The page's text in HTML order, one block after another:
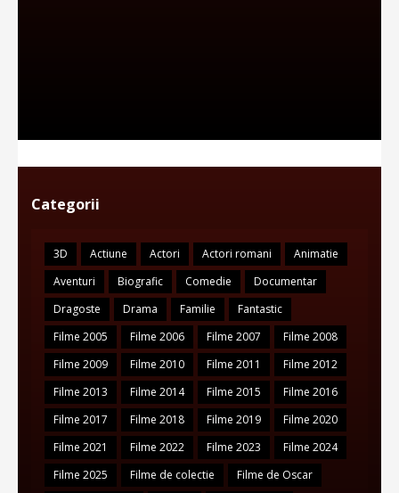
Categorii
3D Actiune Actori Actori romani
Animatie
Aventuri
Biografic Comedie
Documentar
Dragoste
Drama Familie
Fantastic
Filme 2005
Filme 2006 Filme 2007
Filme 2008
Filme 2009
Filme 2010 Filme 2011
Filme 2012
Filme 2013
Filme 2014 Filme 2015
Filme 2016
Filme 2017
Filme 2018 Filme 2019
Filme 2020
Filme 2021
Filme 2022 Filme 2023
Filme 2024
Filme 2025
Filme de colectie
Filme de Oscar